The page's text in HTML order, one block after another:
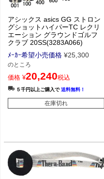
アシックス asics GG ストロン
グショットハイパーTC レクリ
エーション グラウンドゴルフ
クラブ 20SS(3283A066)
ﾒｰｶｰ希望小売価格 ¥25,300
のところ
価格 ¥20,240税込
５千円以上ご購入で送料無料！
在庫切れ